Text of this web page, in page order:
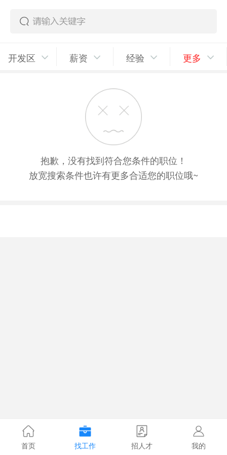
开发区 薪资 经验 更多
抱歉，没有找到符合您条件的职位！
放宽搜索条件也许有更多合适您的职位哦~
首页 找工作 招人才 我的